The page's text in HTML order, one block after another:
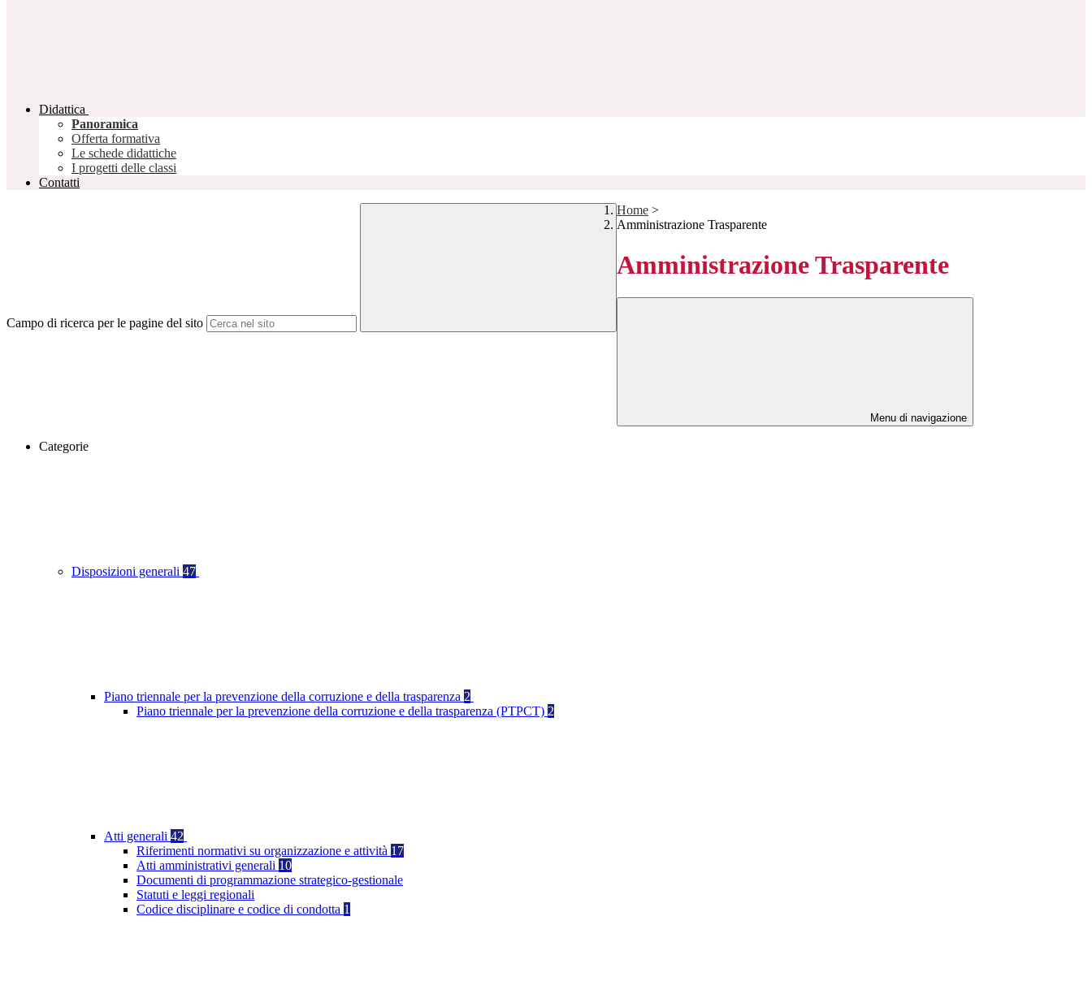
Didattica
Panoramica
Offerta formativa
Le schede didattiche
I progetti delle classi
Contatti
Campo di ricerca per le pagine del sito
Home >
Amministrazione Trasparente
Amministrazione Trasparente
Menu di navigazione
Categorie
Disposizioni generali 47
Piano triennale per la prevenzione della corruzione e della trasparenza 2
Piano triennale per la prevenzione della corruzione e della trasparenza (PTPCT) 2
Atti generali 42
Riferimenti normativi su organizzazione e attività 17
Atti amministrativi generali 10
Documenti di programmazione strategico-gestionale
Statuti e leggi regionali
Codice disciplinare e codice di condotta 1